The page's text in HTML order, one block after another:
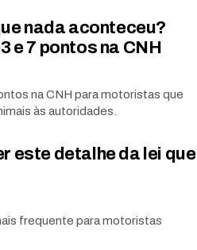
nada aconteceu?
e 7 pontos na CNH
na CNH para motoristas que
às autoridades.
este detalhe da lei que
frequente para motoristas